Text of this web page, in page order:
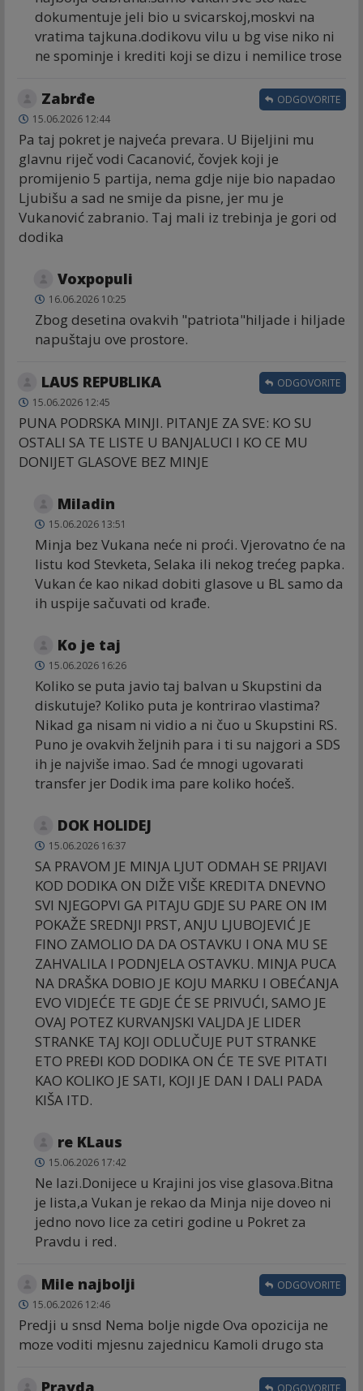
dokumentuje jeli bio u svicarskoj,moskvi na
vratima tajkuna.dodikovu vilu u bg vise niko ni
ne spominje i krediti koji se dizu i nemilice trose
Zabrđe
15.06.2026 12:44
Pa taj pokret je najveća prevara. U Bijeljini mu
glavnu riječ vodi Cacanović, čovjek koji je
promijenio 5 partija, nema gdje nije bio napadao
Ljubišu a sad ne smije da pisne, jer mu je
Vukanović zabranio. Taj mali iz trebinja je gori od
dodika
ODGOVORITE
Voxpopuli
16.06.2026 10:25
Zbog desetina ovakvih "patriota"hiljade i hiljade
napuštaju ove prostore.
LAUS REPUBLIKA
15.06.2026 12:45
PUNA PODRSKA MINJI. PITANJE ZA SVE: KO SU
OSTALI SA TE LISTE U BANJALUCI I KO CE MU
DONIJET GLASOVE BEZ MINJE
ODGOVORITE
Miladin
15.06.2026 13:51
Minja bez Vukana neće ni proći. Vjerovatno će na
listu kod Stevketa, Selaka ili nekog trećeg papka.
Vukan će kao nikad dobiti glasove u BL samo da
ih uspije sačuvati od krađe.
Ko je taj
15.06.2026 16:26
Koliko se puta javio taj balvan u Skupstini da
diskutuje? Koliko puta je kontrirao vlastima?
Nikad ga nisam ni vidio a ni čuo u Skupstini RS.
Puno je ovakvih željnih para i ti su najgori a SDS
ih je najviše imao. Sad će mnogi ugovarati
transfer jer Dodik ima pare koliko hoćeš.
DOK HOLIDEJ
15.06.2026 16:37
SA PRAVOM JE MINJA LJUT ODMAH SE PRIJAVI
KOD DODIKA ON DIŽE VIŠE KREDITA DNEVNO
SVI NJEGOPVI GA PITAJU GDJE SU PARE ON IM
POKAŽE SREDNJI PRST, ANJU LJUBOJEVIĆ JE
FINO ZAMOLIO DA DA OSTAVKU I ONA MU SE
ZAHVALILA I PODNJELA OSTAVKU. MINJA PUCA
NA DRAŠKA DOBIO JE KOJU MARKU I OBEĆANJA
EVO VIDJEĆE TE GDJE ĆE SE PRIVUĆI, SAMO JE
OVAJ POTEZ KURVANJSKI VALJDA JE LIDER
STRANKE TAJ KOJI ODLUČUJE PUT STRANKE
ETO PREĐI KOD DODIKA ON ĆE TE SVE PITATI
KAO KOLIKO JE SATI, KOJI JE DAN I DALI PADA
KIŠA ITD.
re KLaus
15.06.2026 17:42
Ne lazi.Donijece u Krajini jos vise glasova.Bitna
je lista,a Vukan je rekao da Minja nije doveo ni
jedno novo lice za cetiri godine u Pokret za
Pravdu i red.
Mile najbolji
15.06.2026 12:46
Predji u snsd Nema bolje nigde Ova opozicija ne
moze voditi mjesnu zajednicu Kamoli drugo sta
ODGOVORITE
Pravda ODGOVORITE